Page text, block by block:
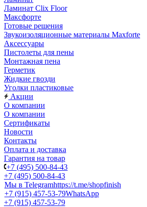
Ламинат Clix Floor
Максфорте
Готовые решения
Звукоизоляционные материалы Maxforte
Аксессуары
Пистолеты для пены
Монтажная пена
Герметик
Жидкие гвозди
Уголки пластиковые
Акции
О компании
О компании
Сертификаты
Новости
Контакты
Оплата и доставка
Гарантия на товар
+7 (495) 500-84-43
+7 (495) 500-84-43
Мы в Telegramhttps://t.me/shopfinish
+7 (915) 457-53-79WhatsApp
+7 (915) 457-53-79